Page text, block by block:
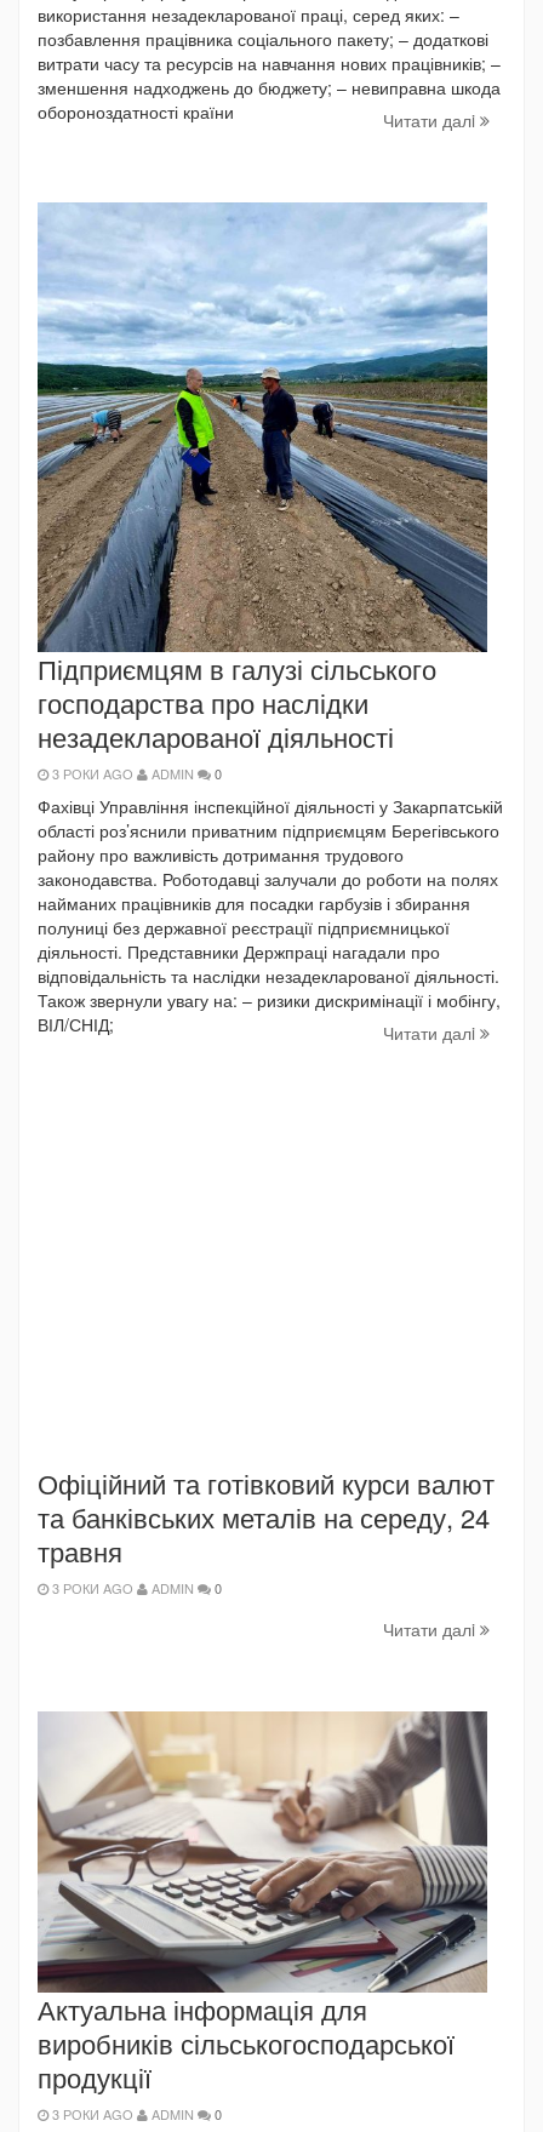
використання незадекларованої праці, серед яких: –
позбавлення працівника соціального пакету; – додаткові
витрати часу та ресурсів на навчання нових працівників; –
зменшення надходжень до бюджету; – невиправна шкода
обороноздатності країни
Читати далi
Підприємцям в галузі сільського
господарства про наслідки
незадекларованої діяльності
3 РОКИ AGO ADMIN 0
Фахівці Управління інспекційної діяльності у Закарпатській
області роз’яснили приватним підприємцям Берегівського
району про важливість дотримання трудового
законодавства. Роботодавці залучали до роботи на полях
найманих працівників для посадки гарбузів і збирання
полуниці без державної реєстрації підприємницької
діяльності. Представники Держпраці нагадали про
відповідальність та наслідки незадекларованої діяльності.
Також звернули увагу на: – ризики дискримінації і мобінгу,
ВІЛ/СНІД;
Читати далi
Офіційний та готівковий курси валют
та банківських металів на середу, 24
травня
3 РОКИ AGO ADMIN 0
Читати далi
Актуальна інформація для
виробників сільськогосподарської
продукції
3 РОКИ AGO ADMIN 0